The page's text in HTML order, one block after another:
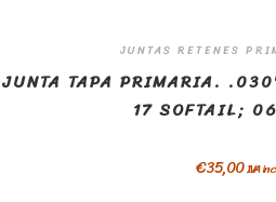
JUNTAS RETENES
JUNTA TAPA PRIMARIA.
17 SOFTAIL;
€35,00IVA